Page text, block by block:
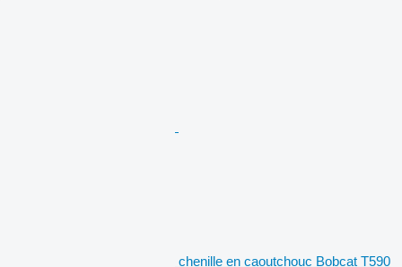
chenille en caoutchouc Bobcat T590